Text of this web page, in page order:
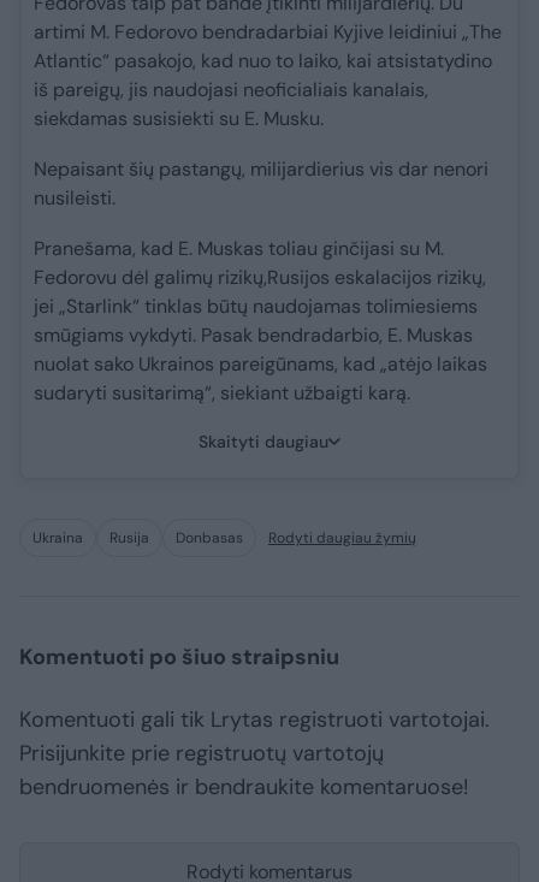
artimi M. Fedorovo bendradarbiai Kyjive leidiniui „The
Atlantic“ pasakojo, kad nuo to laiko, kai atsistatydino
iš pareigų, jis naudojasi neoficialiais kanalais,
siekdamas susisiekti su E. Musku.
Nepaisant šių pastangų, milijardierius vis dar nenori
nusileisti.
Pranešama, kad E. Muskas toliau ginčijasi su M.
Fedorovu dėl galimų rizikų,Rusijos eskalacijos rizikų,
jei „Starlink“ tinklas būtų naudojamas tolimiesiems
smūgiams vykdyti. Pasak bendradarbio, E. Muskas
nuolat sako Ukrainos pareigūnams, kad „atėjo laikas
sudaryti susitarimą“, siekiant užbaigti karą.
Skaityti daugiau
Ukraina Rusija Donbasas Rodyti daugiau žymių
Komentuoti po šiuo straipsniu
Komentuoti gali tik Lrytas registruoti vartotojai.
Prisijunkite prie registruotų vartotojų
bendruomenės ir bendraukite komentaruose!
Rodyti komentarus